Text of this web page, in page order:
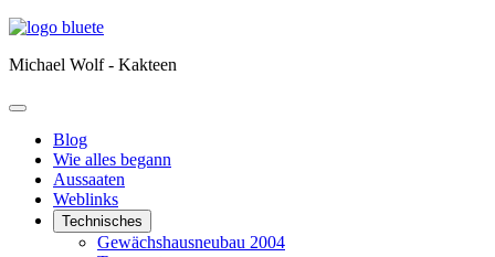
Michael Wolf - Kakteen
Blog
Wie alles begann
Aussaaten
Weblinks
Technisches
Gewächshausneubau 2004